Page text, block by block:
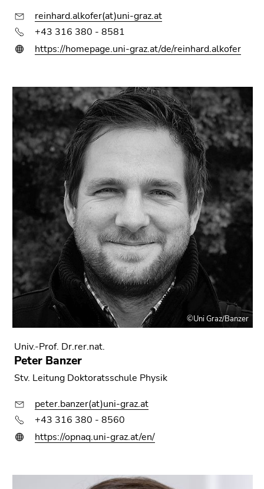
Zu
den
Zusatzinformationen
Zu
den
Seiteneinstellungen
(Benutzer/Sprache)
(Zugriffstaste
8)
Suche
(Zugriffstaste
9)
reinhard.alkofer(at)uni-graz.at
+43 316 380 - 8581
https://homepage.uni-graz.at/de/reinhard.alkofer
©Uni Graz/Banzer
Univ.-Prof. Dr.rer.nat.
Peter Banzer
Stv. Leitung Doktoratsschule Physik
peter.banzer(at)uni-graz.at
+43 316 380 - 8560
https://opnaq.uni-graz.at/en/